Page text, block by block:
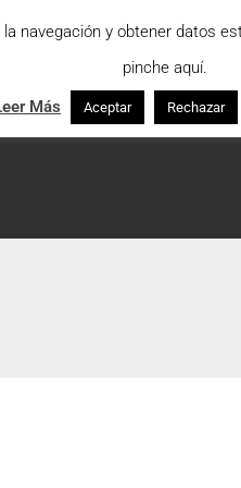
navegación y obtener datos
pinche aquí.
Más
Aceptar Rechazar